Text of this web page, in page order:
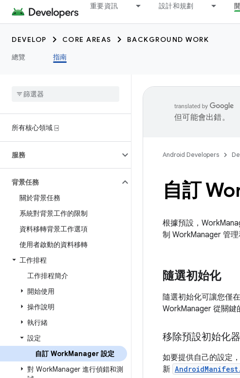
重要資訊 設計和規劃
DEVELOP CORE AREAS
BACKGROUND WORK
總覽
指南
所有核心領域 ⍈
服務
背景任務
關於背景任務
系統對背景工作的限制
資料移轉背景工作選項
使用者啟動的資料移轉
工作排程
工作排程簡介
開始使用
操作說明
執行緒
設定
自訂 WorkManager 設定
對 WorkManager 進行偵錯和測
但可能會出錯。
Android Developers
自訂
根據預設，
制 WorkManager 管
隨選初始化
隨選初始化可讓您僅
WorkManager 從關鍵
移除預設初始化器
如要提供自己的設定
新